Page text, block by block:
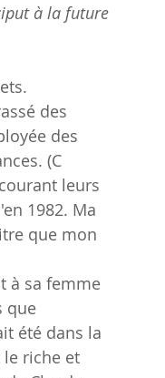
à la future
des
des
(C
leurs
1982. Ma
que mon
à sa femme
que
été dans la
riche et